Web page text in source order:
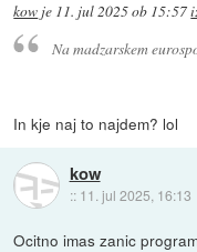
kow je 11. jul 2025 ob 15:57
Na madzarskem
In kje naj to najdem? lol
kow
:: 11. jul 2025, 16:13
Ocitno imas zanic